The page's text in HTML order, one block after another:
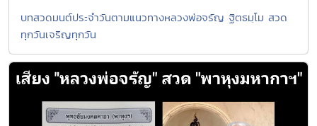
บทสวดมนต์ประจำวันตามแนวทางหลวงพ่อจรัญ ฐิตธมฺโม สวด
ทุกวันเจริญทุกวัน